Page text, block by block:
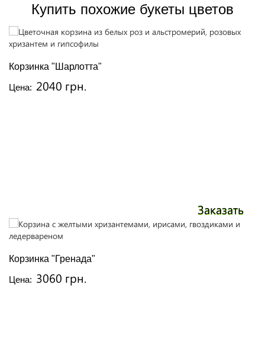
Купить похожие букеты цветов
Корзинка "Шарлотта"
Цена: 2040 грн.
Заказать
Корзинка "Гренада"
Цена: 3060 грн.